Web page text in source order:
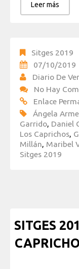
Leer más
Sitges 2019
07/10/2019
Diario De
No Hay
Enlace
Ángela
Garrido, Daniel
Los Caprichos,
Millán, Maribel
Sitges 2019
SITGES